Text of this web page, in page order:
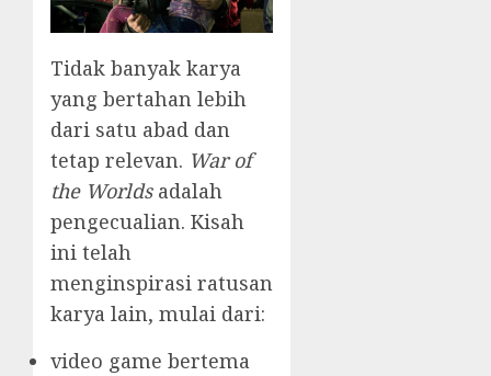
Tidak banyak karya
yang bertahan lebih
dari satu abad dan
tetap relevan. War of
the Worldsadalah
pengecualian. Kisah
ini telah
menginspirasi ratusan
karya lain, mulai dari:
video game bertema